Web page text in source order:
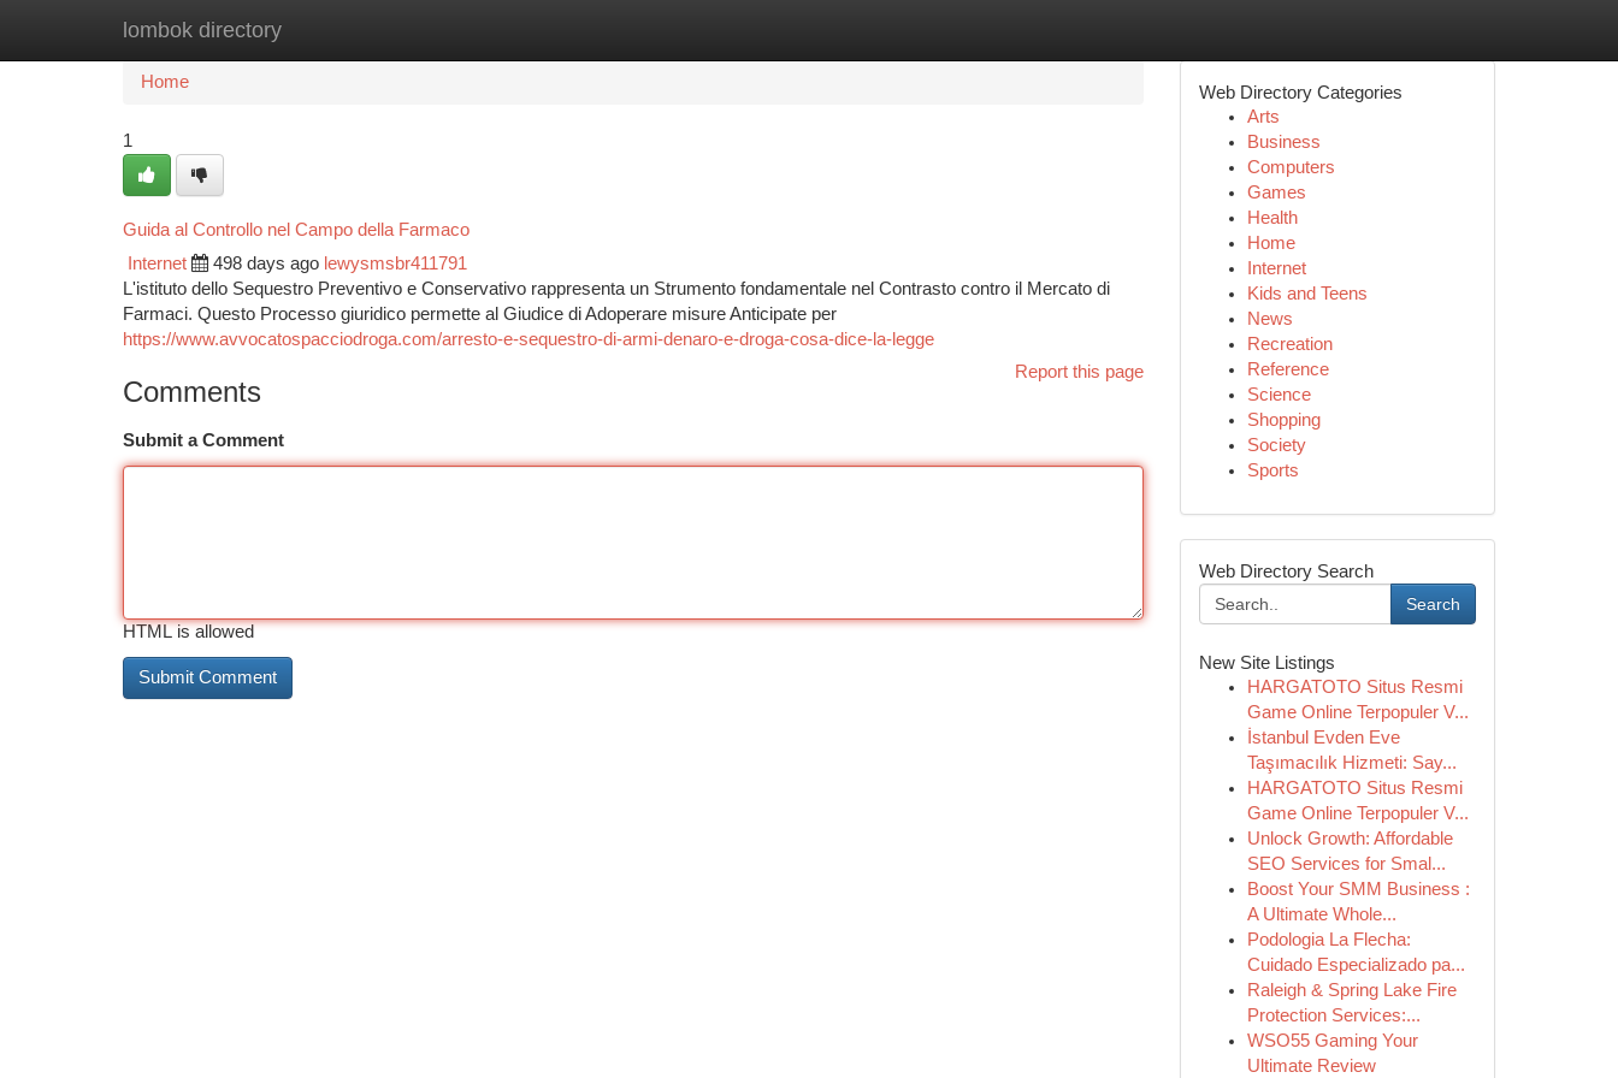
lombok directory
Home New Site Listings
Home
1
Guida al Controllo nel Campo della Farmaco
Internet 498 days ago lewysmsbr411791
L'istituto dello Sequestro Preventivo e Conservativo rappresenta un Strumento fondamentale nel Contrasto contro il Mercato di
Farmaci. Questo Processo giuridico permette al Giudice di Adoperare misure Anticipate per
https://www.avvocatospacciodroga.com/arresto-e-sequestro-di-armi-denaro-e-droga-cosa-dice-la-legge
Report this page
Comments
Submit a Comment
HTML is allowed
Web Directory Categories
Arts
Business
Computers
Games
Health
Home
Internet
Kids and Teens
News
Recreation
Reference
Science
Shopping
Society
Sports
Web Directory Search
Search
New Site Listings
HARGATOTO Situs Resmi
Game Online Terpopuler V...
İstanbul Evden Eve
Taşımacılık Hizmeti: Say...
HARGATOTO Situs Resmi
Game Online Terpopuler V...
Unlock Growth: Affordable
SEO Services for Smal...
Boost Your SMM Business :
A Ultimate Whole...
Podologia La Flecha:
Cuidado Especializado pa...
Raleigh & Spring Lake Fire
Protection Services:...
WSO55 Gaming Your
Ultimate Review